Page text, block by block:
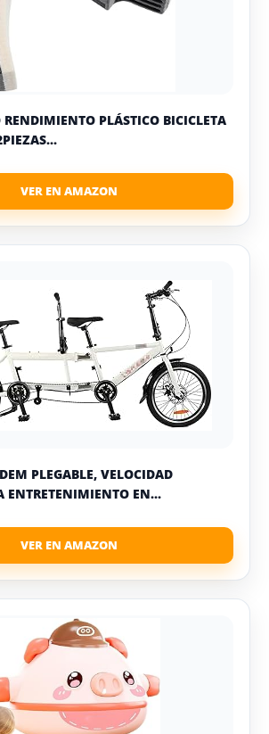
RENDIMIENTO PLÁSTICO BICICLETA
PLEGABLE, VELOCIDAD
ENTRETENIMIENTO EN...